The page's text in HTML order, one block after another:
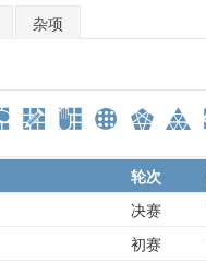
杂项
轮次
决赛
初赛